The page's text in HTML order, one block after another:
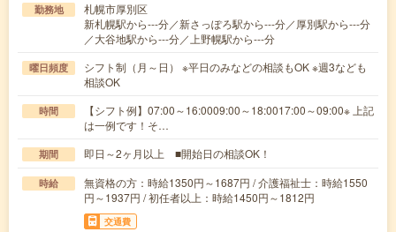
勤務地
札幌市厚別区
新札幌駅から---分／新さっぽろ駅から---分／厚別駅から---分
／大谷地駅から---分／上野幌駅から---分
曜日頻度
シフト制（月～日） ※平日のみなどの相談もOK ※週3なども
相談OK
時間
【シフト例】07:00～16:0009:00～18:0017:00～09:00※ 上記
は一例です！そ…
期間 即日～2ヶ月以上 ■開始日の相談OK！
時給
無資格の方：時給1350円～1687円 / 介護福祉士：時給1550
円～1937円 / 初任者以上：時給1450円～1812円
交通費